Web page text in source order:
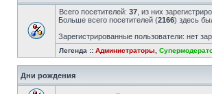
Всего посетителей: 37 , из них
Больше всего посетителей (2166) здесь
Зарегистрированные пользователи: нет
Легенда :: Администраторы
Дни рождения